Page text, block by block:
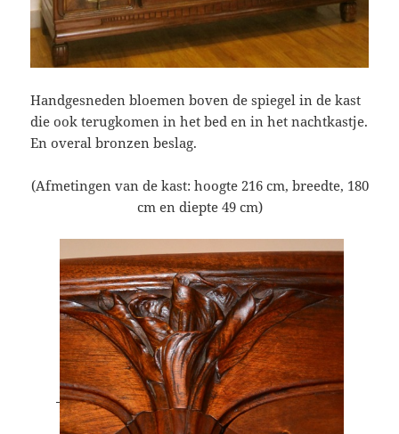
Handgesneden bloemen boven de spiegel in de kast
die ook terugkomen in het bed en in het nachtkastje.
En overal bronzen beslag.
(Afmetingen van de kast: hoogte 216 cm, breedte, 180
cm en diepte 49 cm)